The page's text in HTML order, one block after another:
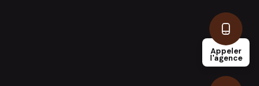
Appeler
l'agence